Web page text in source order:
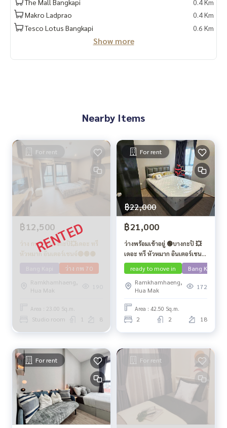
Makro Ladprao
0.4 Km
Tesco Lotus Bangkapi
0.6 Km
Show more
Nearby Items
For rent
฿12,500
ว่าง กพ 70 บางกะปิ💥เดอะ ทรี
หัวหมาก อินเตอร์เชนจ์🔴🟢🟡
ว่าง กพ 70
Ramkhamhaeng,
Hua Mak
190
Area : 23.00 Sq.m.
Studio room 1 8
For rent
฿22,000
฿21,000
ว่างพร้อมเข้าอยู่ 🟢บางกะปิ 💥
เดอะ ทรี หัวหมาก อินเตอร์เชน
จ์🔴🟢🟡
ready to move in
Bang Kapi
Ramkhamhaeng,
Hua Mak
172
Area : 42.50 Sq.m.
2 2 18
For rent For rent